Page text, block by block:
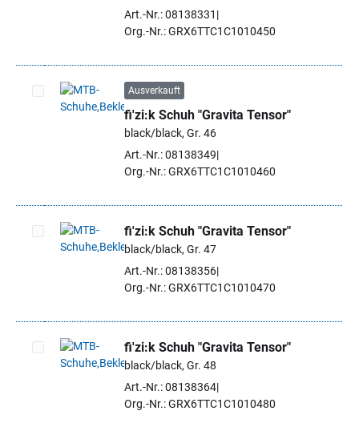
Art.-Nr.: 08138331
Org.-Nr.: GRX6TTC1C1010450
Artikel auswählen
Ausverkauft
fi'zi:k Schuh "Gravita Tensor"
black/black, Gr. 46
Art.-Nr.: 08138349
Org.-Nr.: GRX6TTC1C1010460
Artikel auswählen
fi'zi:k Schuh "Gravita Tensor"
black/black, Gr. 47
Art.-Nr.: 08138356
Org.-Nr.: GRX6TTC1C1010470
Artikel auswählen
fi'zi:k Schuh "Gravita Tensor"
black/black, Gr. 48
Art.-Nr.: 08138364
Org.-Nr.: GRX6TTC1C1010480